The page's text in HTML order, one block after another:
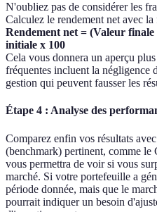
N'oubliez pas de considérer les
Calculez le rendement net avec
Rendement net = (Valeur
initiale x 100
Cela vous donnera un aperçu
fréquentes incluent la négligence
gestion qui peuvent fausser les
Étape 4 : Analyse des
Comparez enfin vos résultats
(benchmark) pertinent, comme
vous permettra de voir si vous
marché. Si votre portefeuille a
période donnée, mais que le
pourrait indiquer un besoin